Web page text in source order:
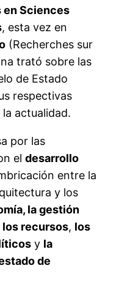
en Sciences
, esta vez en
(Recherches sur
trató sobre las
de Estado
respectivas
actualidad.
por las
eldesarrollo
entre la
y los
la gestión
recursos, los
y la
de